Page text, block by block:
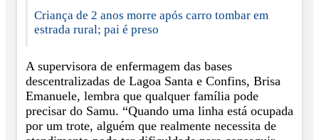
Criança de 2 anos morre após carro tombar em
estrada rural; pai é preso
A supervisora de enfermagem das bases
descentralizadas de Lagoa Santa e Confins, Brisa
Emanuele, lembra que qualquer família pode
precisar do Samu. “Quando uma linha está ocupada
por um trote, alguém que realmente necessita de